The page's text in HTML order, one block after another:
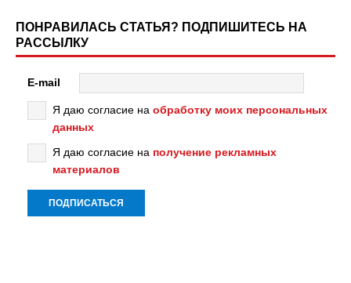
ПОНРАВИЛАСЬ СТАТЬЯ? ПОДПИШИТЕСЬ НА
РАССЫЛКУ
E-mail
Я даю согласие на обработку моих персональных
данных
Я даю согласие на получение рекламных
материалов